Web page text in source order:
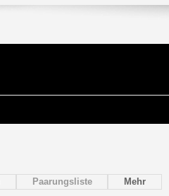
Paarungsliste Mehr